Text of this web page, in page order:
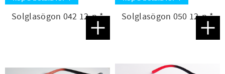
Solglasögon 042 12-p *
Lägg till i favoriter
Solglasögon 050 12-p *